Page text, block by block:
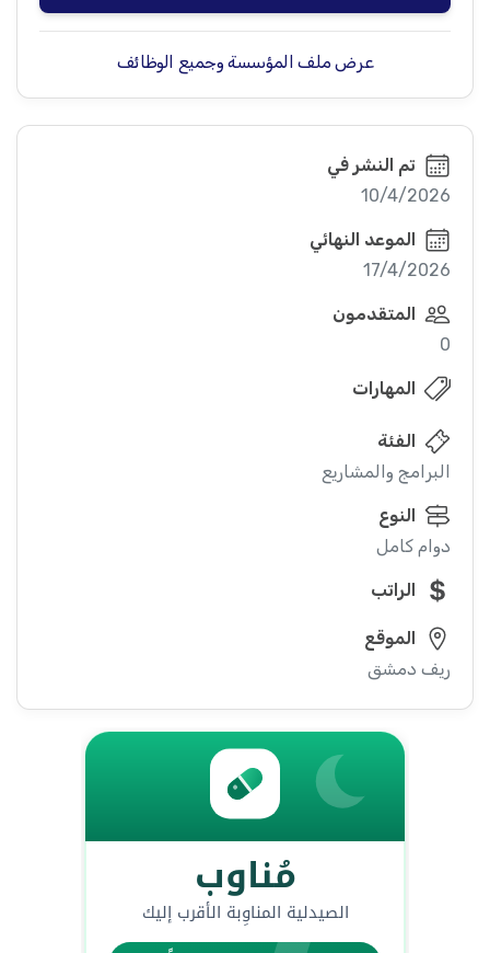
عرض ملف المؤسسة وجميع الوظائف
تم النشر في
10/4/2026
الموعد النهائي
17/4/2026
المتقدمون
0
المهارات
الفئة
البرامج والمشاريع
النوع
دوام كامل
الراتب
الموقع
ريف دمشق